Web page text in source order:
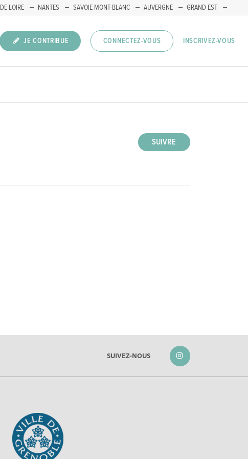
LOIRE NANTES SAVOIE MONT-BLANC AUVERGNE
GRAND EST
JE CONTRIBUE CONNECTEZ-VOUS INSCRIVEZ-VOUS
SUIVRE
SUIVEZ-NOUS